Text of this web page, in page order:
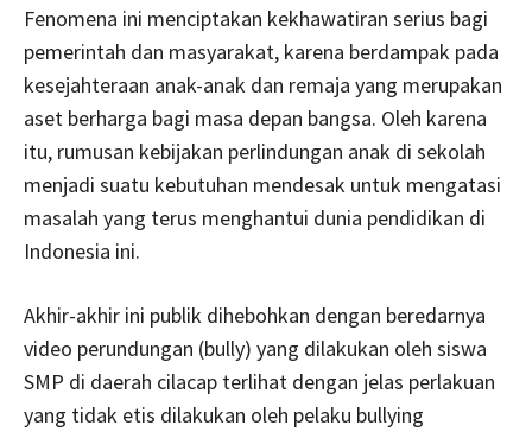
Fenomena ini menciptakan kekhawatiran serius bagi
pemerintah dan masyarakat, karena berdampak pada
kesejahteraan anak-anak dan remaja yang merupakan
aset berharga bagi masa depan bangsa. Oleh karena
itu, rumusan kebijakan perlindungan anak di sekolah
menjadi suatu kebutuhan mendesak untuk mengatasi
masalah yang terus menghantui dunia pendidikan di
Indonesia ini.
Akhir-akhir ini publik dihebohkan dengan beredarnya
video perundungan (bully) yang dilakukan oleh siswa
SMP di daerah cilacap terlihat dengan jelas perlakuan
yang tidak etis dilakukan oleh pelaku bullying